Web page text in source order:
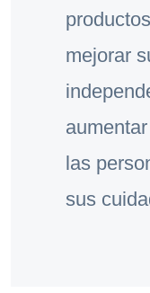
mejorar
las
sus